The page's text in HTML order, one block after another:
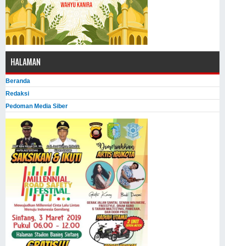
HALAMAN
Beranda
Redaksi
Pedoman Media Siber